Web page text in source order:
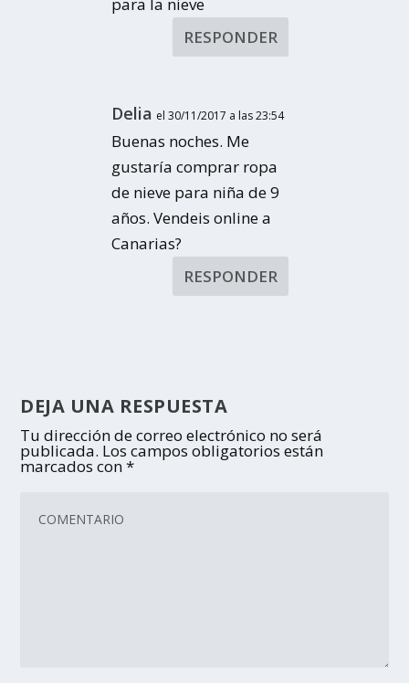
RESPONDER
Delia el 30/11/2017 a las 23:54
Buenas noches. Me
gustaría comprar ropa
de nieve para niña de 9
años. Vendeis online a
Canarias?
RESPONDER
DEJA UNA RESPUESTA
Tu dirección de correo electrónico no será
publicada. Los campos obligatorios están
marcados con*